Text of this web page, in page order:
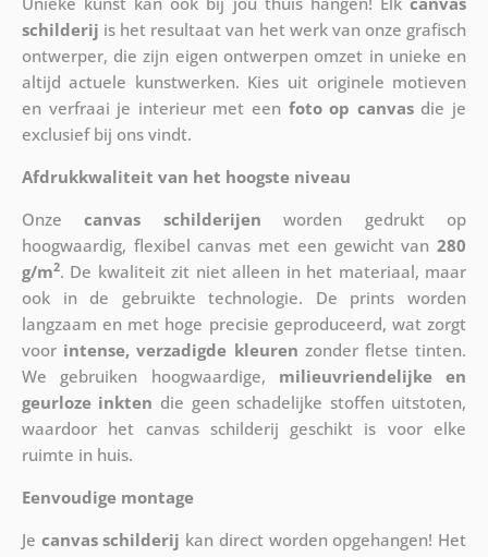
schilderij is het resultaat van het werk van onze grafisch
ontwerper, die zijn eigen ontwerpen omzet in unieke en
altijd actuele kunstwerken. Kies uit originele motieven
en verfraai je interieur met een foto op canvasdie je
exclusief bij ons vindt.
Afdrukkwaliteit van het hoogste niveau
Onzecanvas schilderijen worden gedrukt op
hoogwaardig, flexibel canvas met een gewicht van280
g/m2. De kwaliteit zit niet alleen in het materiaal, maar
ook in de gebruikte technologie. De prints worden
langzaam en met hoge precisie geproduceerd, wat zorgt
voor intense, verzadigde kleuren zonder fletse tinten.
We gebruiken hoogwaardige, milieuvriendelijke en
geurloze inkten die geen schadelijke stoffen uitstoten,
waardoor het canvas schilderij geschikt is voor elke
ruimte in huis.
Eenvoudige montage
Je canvas schilderij kan direct worden opgehangen! Het